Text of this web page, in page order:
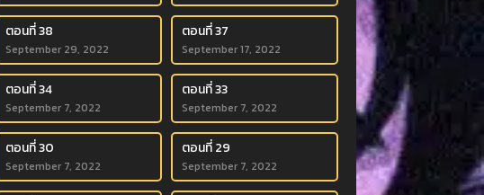
ตอนที่ 38
September 29, 2022
ตอนที่ 37
September 17, 2022
ตอนที่ 34
September 7, 2022
ตอนที่ 33
September 7, 2022
ตอนที่ 30
September 7, 2022
ตอนที่ 29
September 7, 2022